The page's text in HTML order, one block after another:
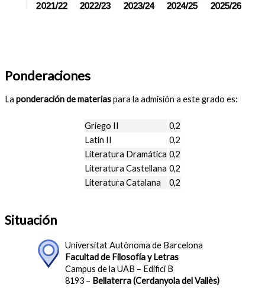
2021/22 2022/23 2023/24 2024/25 2025/26
Ponderaciones
La ponderación de materiaspara la admisión a este grado es:
Griego II
0,2
Latín II
0,2
Literatura Dramática 0,2
Literatura Castellana 0,2
Literatura Catalana
0,2
Situación
Universitat Autònoma de Barcelona
Facultad de Filosofía y Letras
Campus de la UAB – Edifici B
8193 – Bellaterra (Cerdanyola del Vallès)